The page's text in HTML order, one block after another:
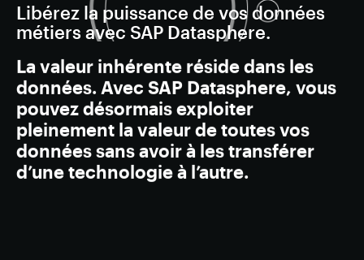
Libérez la puissance de vos données
métiers avec SAP Datasphere.
La valeur inhérente réside dans les
données. Avec SAP Datasphere, vous
pouvez désormais exploiter
pleinement la valeur de toutes vos
données sans avoir à les transférer
d’une technologie à l’autre.